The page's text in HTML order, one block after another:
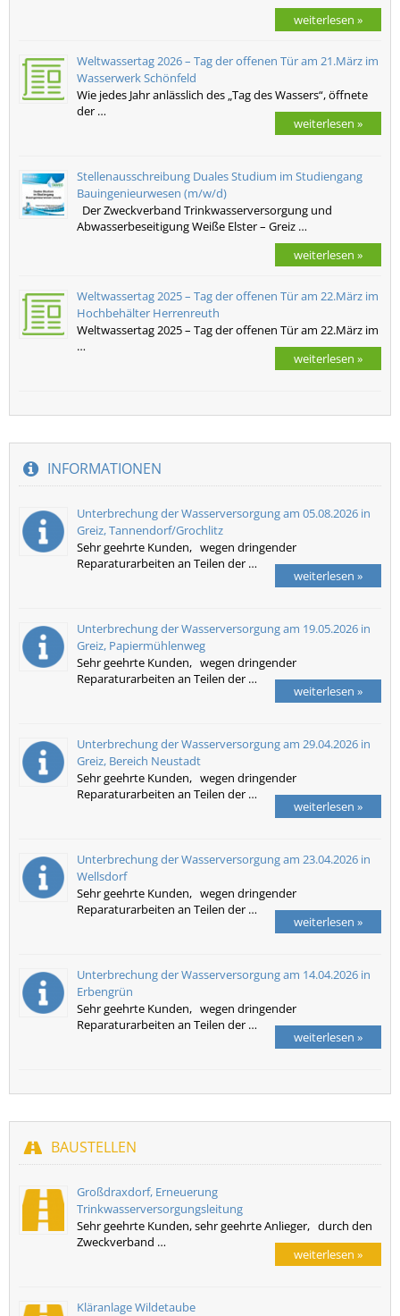
weiterlesen »
Weltwassertag 2026 – Tag der offenen Tür am 21.März im
Wasserwerk Schönfeld
Wie jedes Jahr anlässlich des „Tag des Wassers“, öffnete
der …
weiterlesen »
Stellenausschreibung Duales Studium im Studiengang
Bauingenieurwesen (m/w/d)
Der Zweckverband Trinkwasserversorgung und
Abwasserbeseitigung Weiße Elster – Greiz …
weiterlesen »
Weltwassertag 2025 – Tag der offenen Tür am 22.März im
Hochbehälter Herrenreuth
Weltwassertag 2025 – Tag der offenen Tür am 22.März im
…
weiterlesen »
INFORMATIONEN
Unterbrechung der Wasserversorgung am 05.08.2026 in
Greiz, Tannendorf/Grochlitz
Sehr geehrte Kunden, wegen dringender
Reparaturarbeiten an Teilen der …
weiterlesen »
Unterbrechung der Wasserversorgung am 19.05.2026 in
Greiz, Papiermühlenweg
Sehr geehrte Kunden, wegen dringender
Reparaturarbeiten an Teilen der …
weiterlesen »
Unterbrechung der Wasserversorgung am 29.04.2026 in
Greiz, Bereich Neustadt
Sehr geehrte Kunden, wegen dringender
Reparaturarbeiten an Teilen der …
weiterlesen »
Unterbrechung der Wasserversorgung am 23.04.2026 in
Wellsdorf
Sehr geehrte Kunden, wegen dringender
Reparaturarbeiten an Teilen der …
weiterlesen »
Unterbrechung der Wasserversorgung am 14.04.2026 in
Erbengrün
Sehr geehrte Kunden, wegen dringender
Reparaturarbeiten an Teilen der …
weiterlesen »
BAUSTELLEN
Großdraxdorf, Erneuerung
Trinkwasserversorgungsleitung
Sehr geehrte Kunden, sehr geehrte Anlieger, durch den
Zweckverband …
weiterlesen »
Kläranlage Wildetaube